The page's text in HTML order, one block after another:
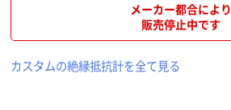
メーカー都合により
販売停止中です
カスタムの絶縁抵抗計を全て見る